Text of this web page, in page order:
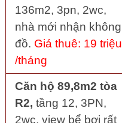
136m2, 3pn, 2wc,
nhà mới nhận không
đồ. Giá thuê: 19 triệu
/tháng
Căn hộ 89,8m2 tòa
R2, tầng 12, 3PN,
2wc, view bể bơi rất